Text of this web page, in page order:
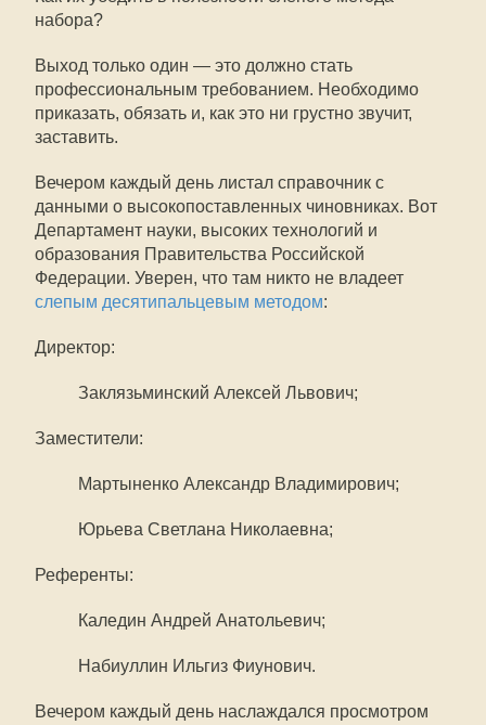
набора?
Выход только один — это должно стать
профессиональным требованием. Необходимо
приказать, обязать и, как это ни грустно звучит,
заставить.
Вечером каждый день листал справочник с
данными о высокопоставленных чиновниках. Вот
Департамент науки, высоких технологий и
образования Правительства Российской
Федерации. Уверен, что там никто не владеет
слепым десятипальцевым методом:
Директор:
Заклязьминский Алексей Львович;
Заместители:
Мартыненко Александр Владимирович;
Юрьева Светлана Николаевна;
Референты:
Каледин Андрей Анатольевич;
Набиуллин Ильгиз Фиунович.
Вечером каждый день наслаждался просмотром